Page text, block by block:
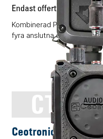
Endast offert
Kombinerad PTT-
fyra anslutna enheter.
CT-
Ceotronics CT-